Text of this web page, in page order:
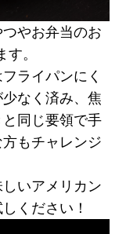
やお弁当のお
。
フライパンにく
なく済み、焦
同じ要領で手
もチャレンジ
いアメリカン
ください！